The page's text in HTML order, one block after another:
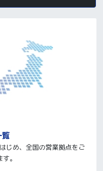
じめ、全国の営業拠点をご
。